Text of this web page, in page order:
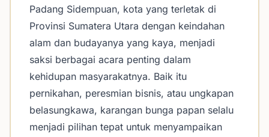
Padang Sidempuan, kota yang terletak di
Provinsi Sumatera Utara dengan keindahan
alam dan budayanya yang kaya, menjadi
saksi berbagai acara penting dalam
kehidupan masyarakatnya. Baik itu
pernikahan, peresmian bisnis, atau ungkapan
belasungkawa, karangan bunga papan selalu
menjadi pilihan tepat untuk menyampaikan